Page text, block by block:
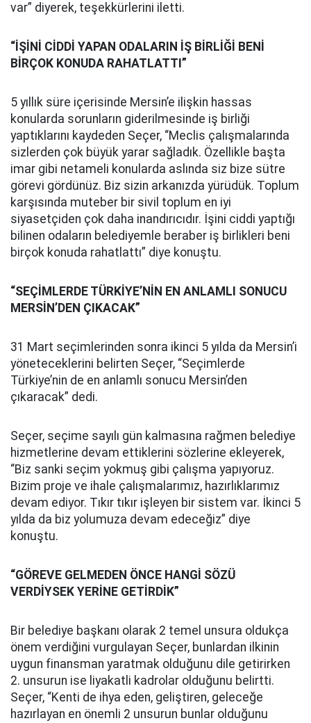
var” diyerek, teşekkürlerini iletti.
“İŞİNİ CİDDİ YAPAN ODALARIN İŞ BİRLİĞİ BENİ
BİRÇOK KONUDA RAHATLATTI”
5 yıllık süre içerisinde Mersin’e ilişkin hassas
konularda sorunların giderilmesinde iş birliği
yaptıklarını kaydeden Seçer, “Meclis çalışmalarında
sizlerden çok büyük yarar sağladık. Özellikle başta
imar gibi netameli konularda aslında siz bize sütre
görevi gördünüz. Biz sizin arkanızda yürüdük. Toplum
karşısında muteber bir sivil toplum en iyi
siyasetçiden çok daha inandırıcıdır. İşini ciddi yaptığı
bilinen odaların belediyemle beraber iş birlikleri beni
birçok konuda rahatlattı” diye konuştu.
“SEÇİMLERDE TÜRKİYE’NİN EN ANLAMLI SONUCU
MERSİN’DEN ÇIKACAK”
31 Mart seçimlerinden sonra ikinci 5 yılda da Mersin’i
yöneteceklerini belirten Seçer, “Seçimlerde
Türkiye’nin de en anlamlı sonucu Mersin’den
çıkaracak” dedi.
Seçer, seçime sayılı gün kalmasına rağmen belediye
hizmetlerine devam ettiklerini sözlerine ekleyerek,
“Biz sanki seçim yokmuş gibi çalışma yapıyoruz.
Bizim proje ve ihale çalışmalarımız, hazırlıklarımız
devam ediyor. Tıkır tıkır işleyen bir sistem var. İkinci 5
yılda da biz yolumuza devam edeceğiz” diye
konuştu.
“GÖREVE GELMEDEN ÖNCE HANGİ SÖZÜ
VERDİYSEK YERİNE GETİRDİK”
Bir belediye başkanı olarak 2 temel unsura oldukça
önem verdiğini vurgulayan Seçer, bunlardan ilkinin
uygun finansman yaratmak olduğunu dile getirirken
2. unsurun ise liyakatli kadrolar olduğunu belirtti.
Seçer, “Kenti de ihya eden, geliştiren, geleceğe
hazırlayan en önemli 2 unsurun bunlar olduğunu